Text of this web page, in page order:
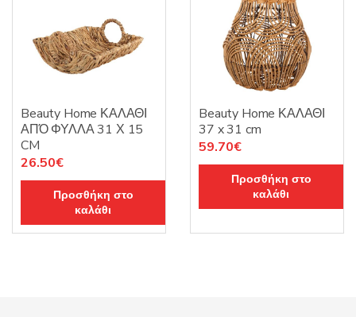
Beauty Home ΚΑΛΑΘΙ
ΑΠΌ ΦΥΛΛΑ 31 Χ 15
CM
26.50€
Προσθήκη στο
καλάθι
Beauty Home ΚΑΛΑΘΙ
37 x 31 cm
59.70€
Προσθήκη στο
καλάθι